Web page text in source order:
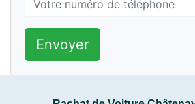
Envoyer